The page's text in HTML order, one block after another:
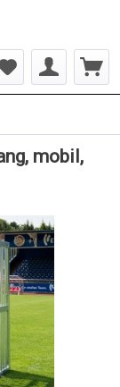
mobil,